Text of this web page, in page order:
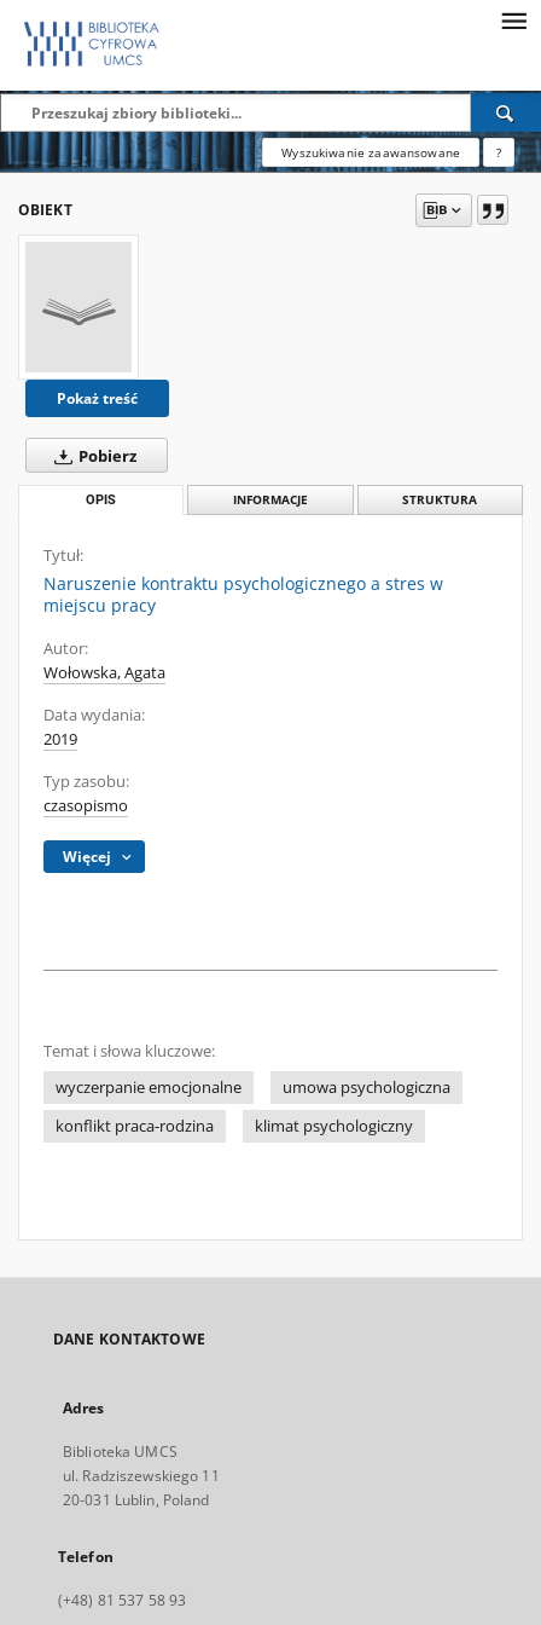
Wyszukiwanie zaawansowane ?
OBIEKT
Pokaż treść
Pobierz
OPIS INFORMACJE STRUKTURA
Tytuł:
Naruszenie kontraktu psychologicznego a stres w
miejscu pracy
Autor:
Wołowska, Agata
Data wydania:
2019
Typ zasobu:
czasopismo
Więcej
Temat i słowa kluczowe:
wyczerpanie emocjonalne
umowa psychologiczna
konflikt praca-rodzina
klimat psychologiczny
DANE KONTAKTOWE
Adres
Biblioteka UMCS
ul. Radziszewskiego 11
20-031 Lublin, Poland
Telefon
(+48) 81 537 58 93